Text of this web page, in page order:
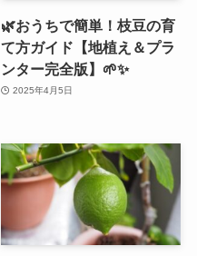
🌿おうちで簡単！枝豆の育
て方ガイド【地植え＆プラ
ンター完全版】🌱✨
2025年4月5日